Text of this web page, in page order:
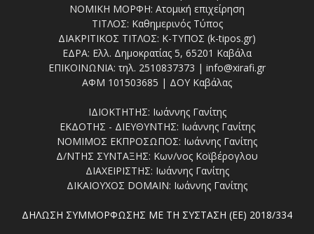
ΝΟΜΙΚΗ ΜΟΡΦΗ: Ατομική επιχείρηση
ΤΙΤΛΟΣ: Καθημερινός Τύπος
ΔΙΑΚΡΙΤΙΚΟΣ ΤΙΤΛΟΣ: Κ-ΤΥΠΟΣ (k-tipos.gr)
ΕΔΡΑ: Ελλ. Δημοκρατίας 5, 65201 Καβάλα
ΕΠΙΚΟΙΝΩΝΙΑ: τηλ. 2510837373 | info@xirafi.gr
ΑΦΜ 101503685 | ΔΟΥ Καβάλας
ΙΔΙΟΚΤΗΤΗΣ: Ιωάννης Γανίτης
ΕΚΔΟΤΗΣ - ΔΙΕΥΘΥΝΤΗΣ: Ιωάννης Γανίτης
ΝΟΜΙΜΟΣ ΕΚΠΡΟΣΩΠΟΣ: Ιωάννης Γανίτης
Δ/ΝΤΗΣ ΣΥΝΤΑΞΗΣ: Κων/νος Κοϊβέρογλου
ΔΙΑΧΕΙΡΙΣΤΗΣ: Ιωάννης Γανίτης
ΔΙΚΑΙΟΥΧΟΣ DOMAIN: Ιωάννης Γανίτης
ΔΗΛΩΣΗ ΣΥΜΜΟΡΦΩΣΗΣ ΜΕ ΤΗ ΣΥΣΤΑΣΗ (ΕΕ) 2018/334